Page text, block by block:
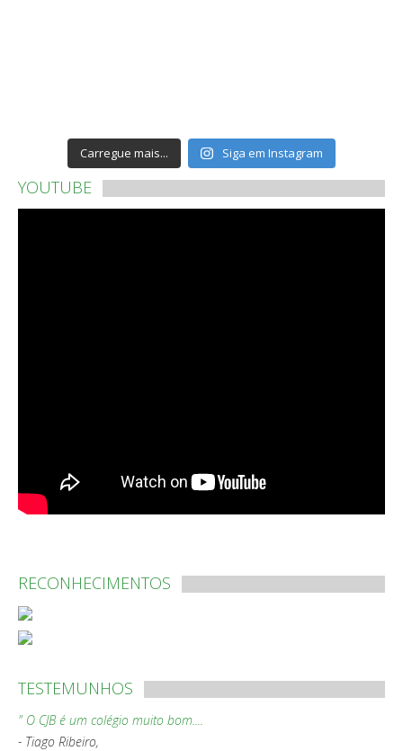
Carregue mais... Siga em Instagram
YOUTUBE
RECONHECIMENTOS
TESTEMUNHOS
" O CJB é um colégio muito bom....
- Tiago Ribeiro